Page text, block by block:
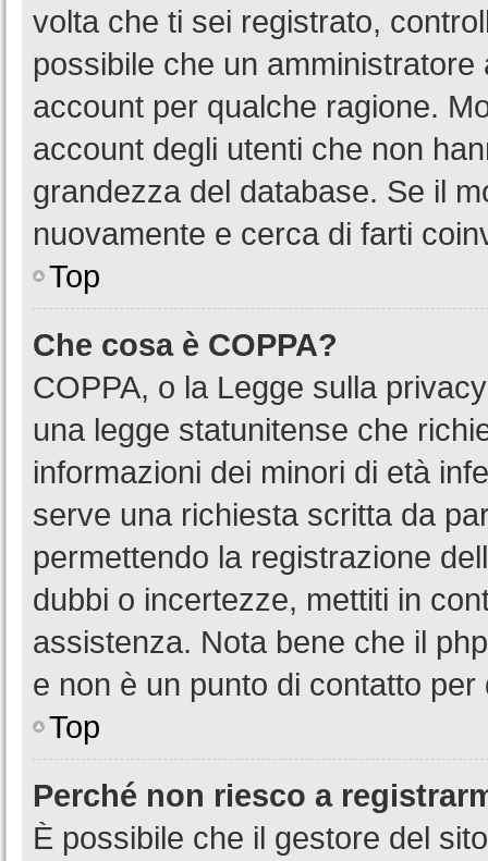
volta che ti sei registrato,
possibile che un
account per qualche ragione.
account degli utenti che non
grandezza del database. Se il
nuovamente e cerca di farti
Top
Che cosa è COPPA?
COPPA, o la Legge sulla
una legge statunitense che
informazioni dei minori di età
serve una richiesta scritta da
permettendo la registrazione
dubbi o incertezze, mettiti in
assistenza. Nota bene che il
e non è un punto di contatto
Top
Perché non riesco a
È possibile che il gestore del